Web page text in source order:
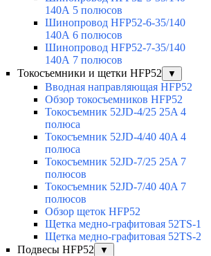
140А 5 полюсов
Шинопровод HFP52-6-35/140
140А 6 полюсов
Шинопровод HFP52-7-35/140
140А 7 полюсов
Токосъемники и щетки HFP52
▼
Вводная направляющая HFP52
Обзор токосъемников HFP52
Токосъемник 52JD-4/25 25A 4
полюса
Токосъемник 52JD-4/40 40A 4
полюса
Токосъемник 52JD-7/25 25A 7
полюсов
Токосъемник 52JD-7/40 40A 7
полюсов
Обзор щеток HFP52
Щетка медно-графитовая 52TS-1
Щетка медно-графитовая 52TS-2
Подвесы HFP52
▼